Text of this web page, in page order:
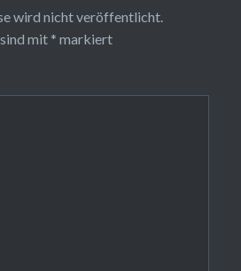
wird nicht veröffentlicht.
mit * markiert